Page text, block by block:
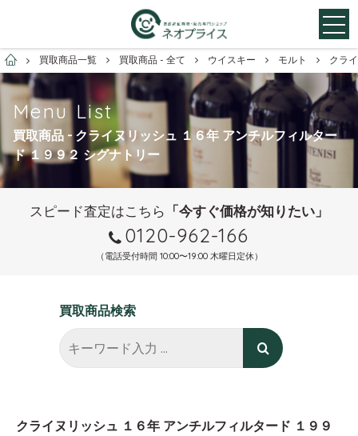
お酒買取専門店ネオプライス
買取商品一覧 買取商品 - 全て ウイスキー モルト クラ
Menu List
買取商品 - クライヌリッシュ １６年 アンチルフィルター
ド １９９２ シグナトリー
スピード査定はこちら 「今すぐ価格が知りたい」
0120-962-166
（電話受付時間 10:00〜19:00 木曜日定休）
買取商品検索
クライヌリッシュ １６年 アンチルフィルタード １９９